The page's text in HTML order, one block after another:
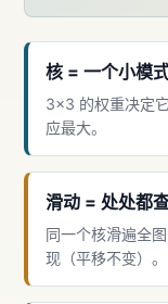
核 = 一个小模
3×3 的权重决定
应最大。
滑动 = 处处都
同一个核滑遍全
现（平移不变）。